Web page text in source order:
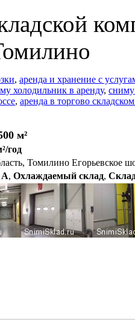
, аренда и хранение с
холодильник в аренду,
, аренда в торгово
м²
год
Томилино Егорьевское
A, Охлаждаемый склад,